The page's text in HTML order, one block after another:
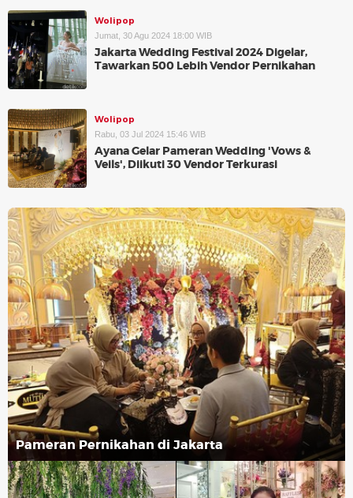
Wolipop
Jumat, 30 Agu 2024 18:00 WIB
Jakarta Wedding Festival 2024 Digelar,
Tawarkan 500 Lebih Vendor Pernikahan
Wolipop
Rabu, 03 Jul 2024 15:46 WIB
Ayana Gelar Pameran Wedding 'Vows &
Veils', Diikuti 30 Vendor Terkurasi
Pameran Pernikahan di Jakarta